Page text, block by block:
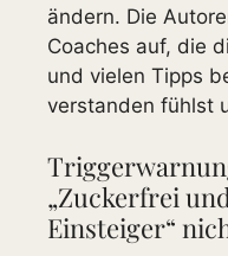
ändern. Die
Coaches auf, die
und vielen Tipps
verstanden fühlst
„Zuckerfrei
Einsteiger“